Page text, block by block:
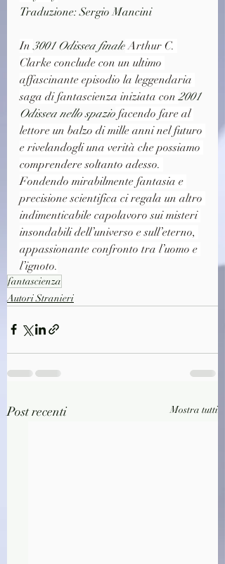
Traduzione: Sergio Mancini
In 3001 Odissea finale Arthur C.
Clarke conclude con un ultimo
affascinante episodio la leggendaria
saga di fantascienza iniziata con 2001
Odissea nello spazio facendo fare al
lettore un balzo di mille anni nel futuro
e rivelandogli una verità che possiamo
comprendere soltanto adesso.
Fondendo mirabilmente fantasia e
precisione scientifica ci regala un altro
indimenticabile capolavoro sui misteri
insondabili dell’universo e sull’eterno,
appassionante confronto tra l’uomo e
l’ignoto.
fantascienza
Autori Stranieri
Post recenti Mostra tutti